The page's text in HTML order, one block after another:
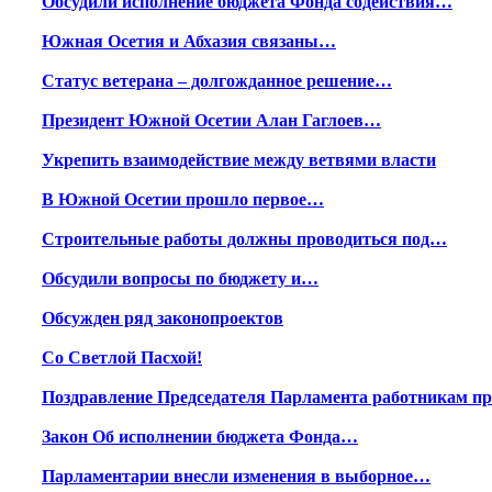
Южная Осетия и Абхазия связаны…
Статус ветерана – долгожданное решение…
Президент Южной Осетии Алан Гаглоев…
Укрепить взаимодействие между ветвями власти
В Южной Осетии прошло первое…
Строительные работы должны проводиться под…
Обсудили вопросы по бюджету и…
Обсужден ряд законопроектов
Со Светлой Пасхой!
Поздравление Председателя Парламента работникам
Закон Об исполнении бюджета Фонда…
Парламентарии внесли изменения в выборное…